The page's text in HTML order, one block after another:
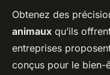
Obtenez des
animaux qu’ils
entreprises
conçus pour le bien-